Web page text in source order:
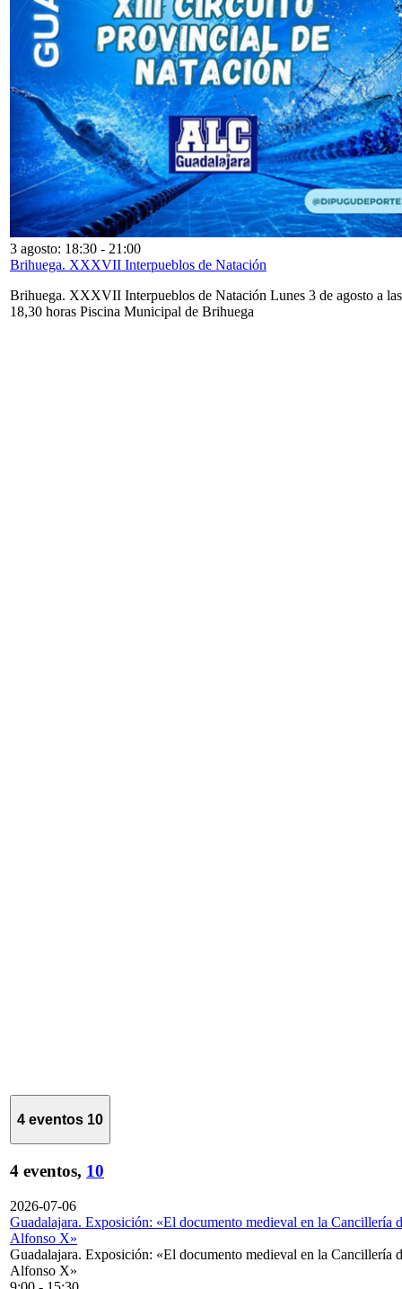
3 agosto: 18:30 - 21:00
Brihuega. XXXVII Interpueblos de Natación
Brihuega. XXXVII Interpueblos de Natación Lunes 3 de agosto a las
18,30 horas Piscina Municipal de Brihuega
4 eventos 10
4 eventos, 10
2026-07-06
Guadalajara. Exposición: «El documento medieval en la Cancillería
Alfonso X»
Guadalajara. Exposición: «El documento medieval en la Cancillería
Alfonso X»